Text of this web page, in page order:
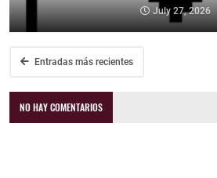
July 27, 2026
Entradas más recientes
NO HAY COMENTARIOS